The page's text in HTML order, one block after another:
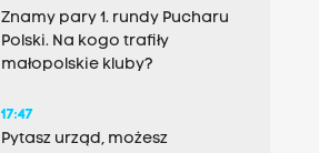
Znamy pary 1. rundy Pucharu
Polski. Na kogo trafiły
małopolskie kluby?
17:47
Pytasz urząd, możesz